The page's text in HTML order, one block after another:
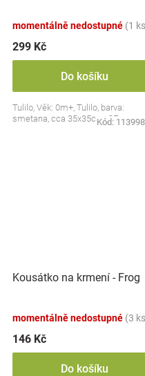
momentálně nedostupné (1
299 Kč
Do košíku
Tulilo, Věk: 0m+, Tulilo, barva:
smetana, cca 35x35cm, CE
Kód:
Kousátko na krmení - Frog
momentálně nedostupné (3
146 Kč
Do košíku